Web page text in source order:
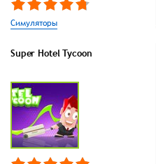
Симуляторы
Super Hotel Tycoon